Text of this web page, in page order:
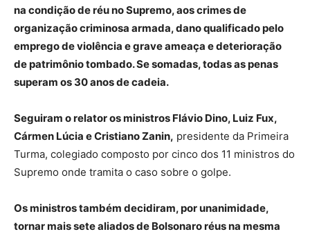
na condição de réu no Supremo, aos crimes de
organização criminosa armada, dano qualificado pelo
emprego de violência e grave ameaça e deterioração
de patrimônio tombado. Se somadas, todas as penas
superam os 30 anos de cadeia.
Seguiram o relator os ministros Flávio Dino, Luiz Fux,
Cármen Lúcia e Cristiano Zanin, presidente da Primeira
Turma, colegiado composto por cinco dos 11 ministros do
Supremo onde tramita o caso sobre o golpe.
Os ministros também decidiram, por unanimidade,
tornar mais sete aliados de Bolsonaro réus na mesma